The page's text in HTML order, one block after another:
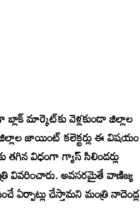
మార్కెట్‌కు వెళ్లకుండా జిల్లాల
జాయింట్ కలెక్టర్లు ఈ విషయం
విధంగా గ్యాస్ సిలిండర్లు
వివరించారు. అవసరమైతే వాణిజ్య
ఏర్పాట్లు చేస్తామని మంత్రి నాదెండ్ల